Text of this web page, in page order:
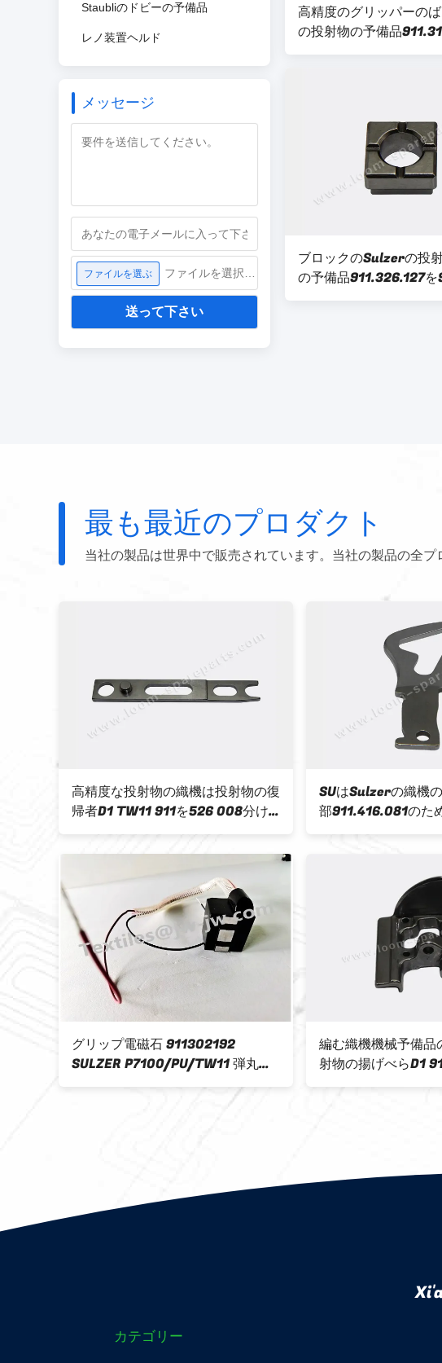
Staubliのドビーの予備品
レノ装置ヘルド
メッセージ
ファイルを選ぶ
送って下さい
高精度のグリッパーの
の投射物の予備品
ブロックのSulzerの投
の予備品911.326.127
127滑らせて下さい
最も最近のプロダクト
当社の製品は世界中で販売されています。当社の製品の全プ
高精度な投射物の織機は投射物の復
帰者D1 TW11 911を526 008分け
ます
SUはSulzerの織機
部911.416.081のた
ギヤを911-416-
グリップ電磁石 911302192
SULZER P7100/PU/TW11 弾丸用
織機 部品
編む織機機械予備
射物の揚げべらD1
カテゴリー